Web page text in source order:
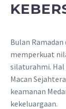
Bulan
memperkuat
silaturahmi. Hal
Macan
keamanan
kekeluargaan.